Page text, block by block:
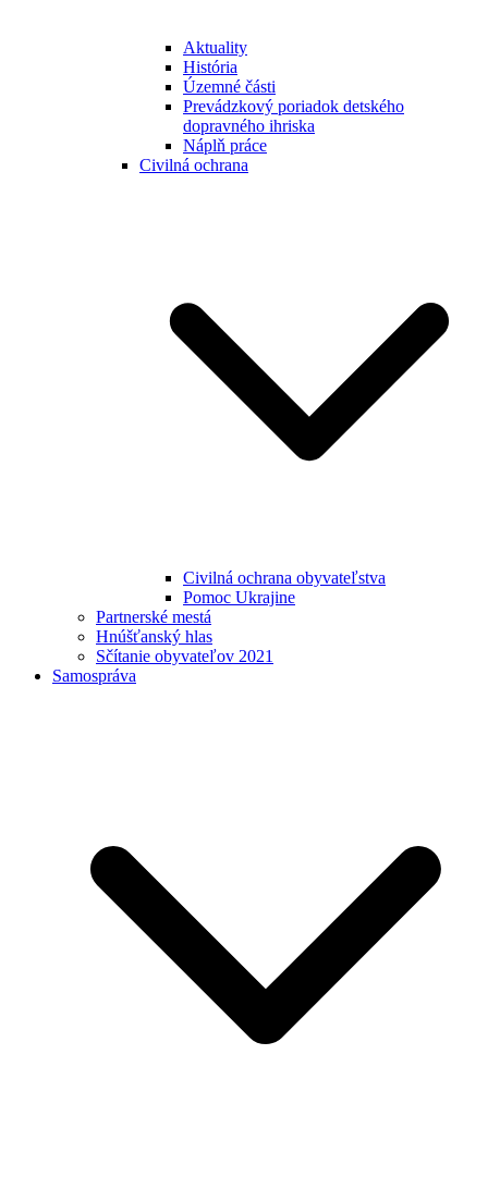
Aktuality
História
Územné části
Prevádzkový poriadok detského
dopravného ihriska
Náplň práce
Civilná ochrana
Civilná ochrana obyvateľstva
Pomoc Ukrajine
Partnerské mestá
Hnúšťanský hlas
Sčítanie obyvateľov 2021
Samospráva